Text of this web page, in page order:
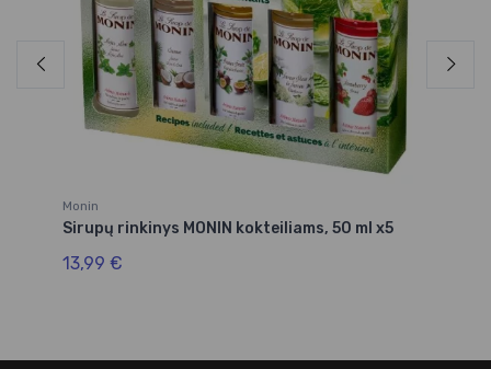
Monin
Sirupų rinkinys MONIN kokteiliams, 50 ml x5
13,99 €